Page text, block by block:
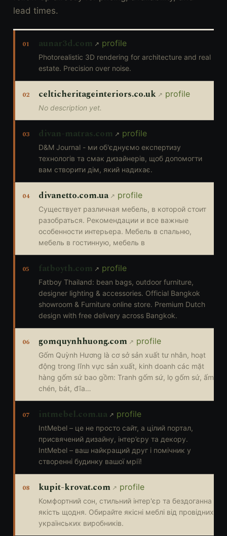
lead times.
01 aunar3d.com profile
Photorealistic 3D rendering for architecture and real
estate. Precision over noise.
02 celticheritageinteriors.co.uk profile
No description yet.
03 divan-matras.com profile
D&M Journal - ми об'єднуємо експертизу
технологів та смак дизайнерів, щоб допомогти
вам створити дім, який надихає.
04 divanetto.com.ua profile
Существует различная мебель, в которой стоит
разобраться. Рекомендации и все важные
особенности интерьера. Мебель в спальню,
мебель в гостинную, мебель в
05 fatboyth.com profile
Fatboy Thailand: bean bags, outdoor furniture,
designer lighting & accessories. Official Bangkok
showroom & Furniture online store. Premium Dutch
design with free delivery across Bangkok.
06 gomquynhhuong.com profile
Gốm Quỳnh Hương là cơ sở sản xuất tư nhân, hoạt
động trong lĩnh vực sản xuất, kinh doanh các mặt
hàng gốm sứ bao gồm: Tranh gốm sứ, lọ gốm sứ, ấm
chén, bát, đĩa…
07 intmebel.com.ua profile
IntMebel – це не просто сайт, а цілий портал,
присвячений дизайну, інтер’єру та декору.
IntMebel – ваш найкращий друг і помічник у
створенні будинку вашої мрії!
08 kupit-krovat.com profile
Комфортний сон, стильний інтер'єр та бездоганна
якість щодня. Обирайте якісні меблі від провідних
українських виробників.